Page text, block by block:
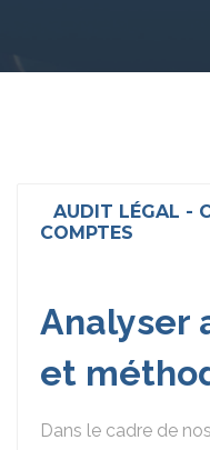
AUDIT LÉGAL -
COMPTES
Analyser
et
Dans le cadre de